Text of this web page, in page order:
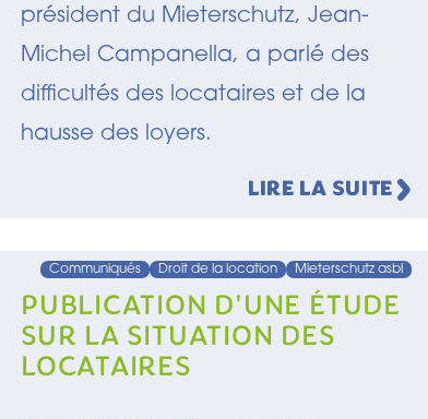
président du Mieterschutz, Jean-
Michel Campanella, a parlé des
difficultés des locataires et de la
hausse des loyers.
LIRE LA SUITE
Communiqués Droit de la location Mieterschutz asbl
PUBLICATION D'UNE ÉTUDE
SUR LA SITUATION DES
LOCATAIRES